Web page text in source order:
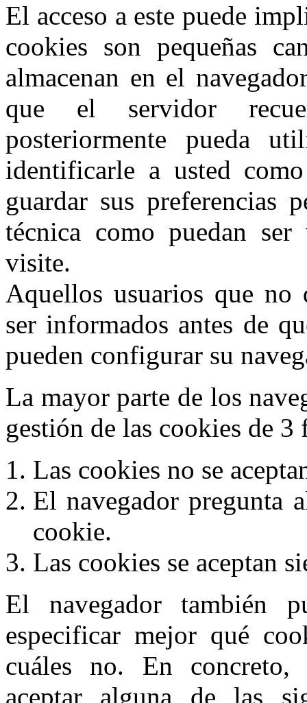
El acceso a este puede
cookies son pequeñas
almacenan en el
que el servidor
posteriormente pueda
identificarle a usted
guardar sus preferencias
técnica como puedan
visite.
Aquellos usuarios que no
ser informados antes de
pueden configurar su
La mayor parte de los
gestión de las cookies de 3
Las cookies no se
El navegador pregunta
cookie.
Las cookies se aceptan
El navegador también
especificar mejor qué
cuáles no. En concreto,
aceptar alguna de las